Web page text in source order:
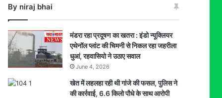
By niraj bhai
मंडरा रहा प्रदूषण का खतरा : इंडो न्यूक्लियर
एथेनॉल प्लांट की चिमनी से निकल रहा जहरीला
धुआं, रहवासियो ने उठाए सवाल
June 4, 2026
खेत में लहलहा रही थी गांजे की फसल, पुलिस ने
की कार्रवाई, 6.6 किलो पौधे के साथ आरोपी